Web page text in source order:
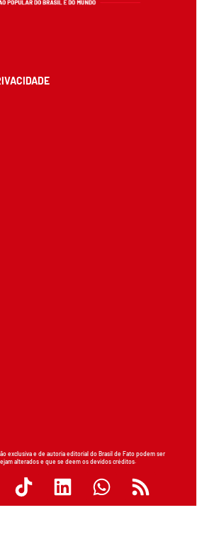
exclusiva e de autoria editorial do Brasil de Fato podem ser
alterados e que se deem os devidos créditos.